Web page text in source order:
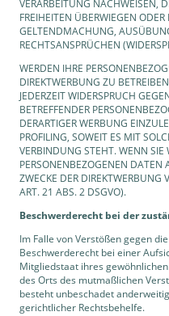
VERARBEITUNG NACHWEISEN,
FREIHEITEN ÜBERWIEGEN
GELTENDMACHUNG,
RECHTSANSPRÜCHEN
WERDEN IHRE
DIREKTWERBUNG ZU
JEDERZEIT WIDERSPRUCH
BETREFFENDER
DERARTIGER WERBUNG
PROFILING, SOWEIT ES MIT
VERBINDUNG STEHT. WENN SIE
PERSONENBEZOGENEN
ZWECKE DER DIREKTWERBUNG
ART. 21 ABS. 2 DSGVO).
Beschwerde­recht bei der
Im Falle von Verstößen gegen
Beschwerderecht bei einer
Mitgliedstaat ihres
des Orts des mutmaßlichen
besteht unbeschadet
gerichtlicher Rechtsbehelfe.